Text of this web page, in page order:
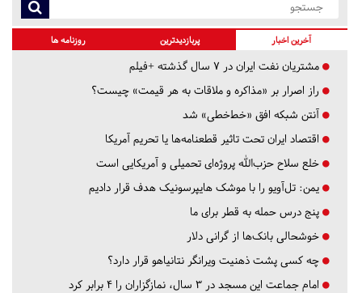
آخرین اخبار پربازدیدترین روزنامه ها
مشتریان نفت ایران در ۷ سال گذشته +فیلم
راز اصرار بر «مذاکره و ملاقات به هر قیمت» چیست؟
آنتن شبکه افق «خط‌خطی» شد
اقتصاد ایران تحت تاثیر قطعنامه‌ها یا تحریم‌ آمریکا
خلع سلاح حزب‌الله پروژه‌ای تحمیلی و آمریکایی است
یمن: تل‌آویو را با موشک هایپرسونیک هدف قرار دادیم
پنج درس‌ حمله به قطر برای ما
خوشحالی بانک‌ها از گرانی دلار
چه کسی پشت ذهنیت ویرانگر نتانیاهو قرار دارد؟
امام جماعت این مسجد در ۳ سال، نمازگزاران را ۴ برابر کرد